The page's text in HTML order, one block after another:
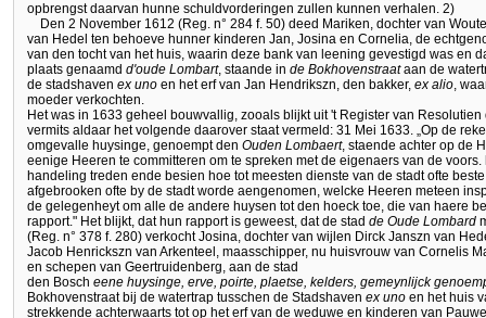
opbrengst daarvan hunne schuldvorderingen zullen kunnen verhalen. 2)
Den 2 November 1612 (Reg. n° 284 f. 50) deed Mariken, dochter van
van Hedel ten behoeve hunner kinderen Jan, Josina en Cornelia, de
van den tocht van het huis, waarin deze bank van leening gevestigd was en
plaats genaamd d'oude Lombart, staande in de Bokhovenstraataan de
de stadshaven ex uno en het erf van Jan Hendrikszn, den bakker, ex alio,
moeder verkochten.
Het was in 1633 geheel bouwvallig, zooals blijkt uit 't Register van
vermits aldaar het volgende daarover staat vermeld: 31 Mei 1633. „Op de
omgevalle huysinge, genoempt den Ouden Lombaert, staende achter op de
eenige Heeren te committeren om te spreken met de eigenaers van de
handeling treden ende besien hoe tot meesten dienste van de stadt ofte
afgebrooken ofte by de stadt worde aengenomen, welcke Heeren meteen
de gelegenheyt om alle de andere huysen tot den hoeck toe, die van haere
rapport." Het blijkt, dat hun rapport is geweest, dat de stad de Oude Lombard
(Reg. n° 378 f. 280) verkocht Josina, dochter van wijlen Dirck Janszn van
Jacob Henrickszn van Arkenteel, maasschipper, nu huisvrouw van Cornelis
en schepen van Geertruidenberg, aan de stad
den Bosch eene huysinge, erve, poirte, plaetse, kelders, gemeynlijck
Bokhovenstraat bij de watertrap tusschen de Stadshaven ex uno en het huis
strekkende achterwaarts tot op het erf van de weduwe en kinderen van